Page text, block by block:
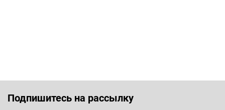
Подпишитесь на рассылку